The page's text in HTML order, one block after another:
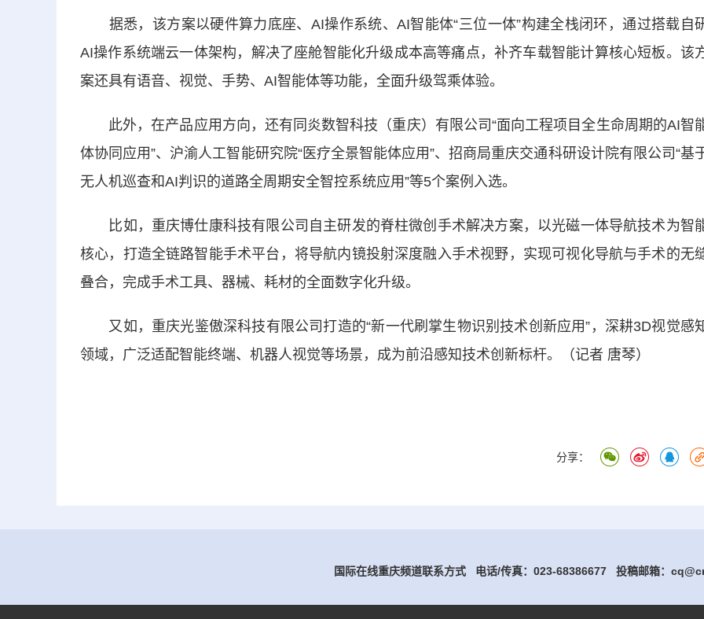
据悉，该方案以硬件算力底座、AI操作系统、AI智能体“三位一体”构建全栈闭环，通过搭载自
AI操作系统端云一体架构，解决了座舱智能化升级成本高等痛点，补齐车载智能计算核心短板。该
案还具有语音、视觉、手势、AI智能体等功能，全面升级驾乘体验。
此外，在产品应用方向，还有同炎数智科技（重庆）有限公司“面向工程项目全生命周期的AI智
体协同应用”、沪渝人工智能研究院“医疗全景智能体应用”、招商局重庆交通科研设计院有限公司“基
无人机巡查和AI判识的道路全周期安全智控系统应用”等5个案例入选。
比如，重庆博仕康科技有限公司自主研发的脊柱微创手术解决方案，以光磁一体导航技术为智
核心，打造全链路智能手术平台，将导航内镜投射深度融入手术视野，实现可视化导航与手术的无
叠合，完成手术工具、器械、耗材的全面数字化升级。
又如，重庆光鉴傲深科技有限公司打造的“新一代刷掌生物识别技术创新应用”，深耕3D视觉感
领域，广泛适配智能终端、机器人视觉等场景，成为前沿感知技术创新标杆。（记者 唐琴）
分享：
国际在线重庆频道联系方式 电话/传真：023-68386677 投稿邮箱：